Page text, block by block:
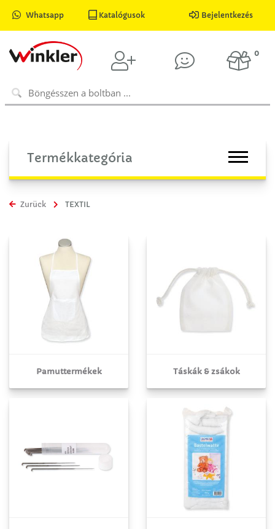
Whatsapp Katalógusok Bejelentkezés
0
Termékkategória
Zurück TEXTIL
Pamuttermékek Táskák & zsákok